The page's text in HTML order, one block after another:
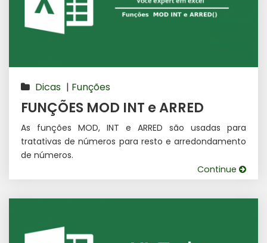
Dicas | Funções
FUNÇÕES MOD INT e ARRED
As funções MOD, INT e ARRED são usadas para
tratativas de números para resto e arredondamento
de números.
Continue